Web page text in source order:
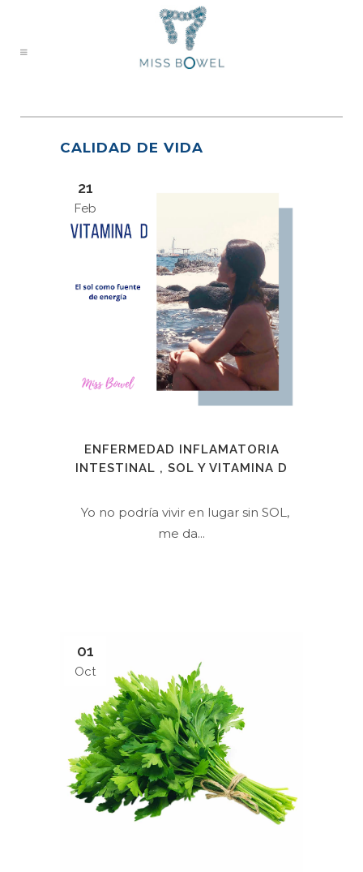
CALIDAD DE VIDA
21
Feb
ENFERMEDAD INFLAMATORIA
INTESTINAL , SOL Y VITAMINA D
Yo no podría vivir en lugar sin SOL,
me da...
01
Oct